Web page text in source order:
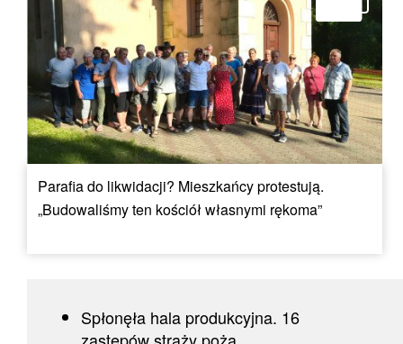
Parafia do likwidacji? Mieszkańcy protestują.
„Budowaliśmy ten kościół własnymi rękoma”
Spłonęła hala produkcyjna. 16